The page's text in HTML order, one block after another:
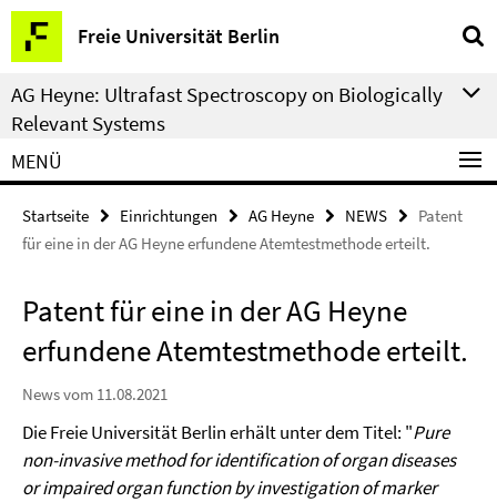
Springe
direkt
zu
Inhalt
Freie Universität Berlin
Service-
Navigation
AG Heyne: Ultrafast Spectroscopy on Biologically
Relevant Systems
MENÜ
Startseite Einrichtungen AG Heyne NEWS
Patent
für eine in der AG Heyne erfundene Atemtestmethode erteilt.
Patent für eine in der AG Heyne
erfundene Atemtestmethode erteilt.
News vom 11.08.2021
Die Freie Universität Berlin erhält unter dem Titel: "Pure
non-invasive method for identification of organ diseases
or impaired organ function by investigation of marker